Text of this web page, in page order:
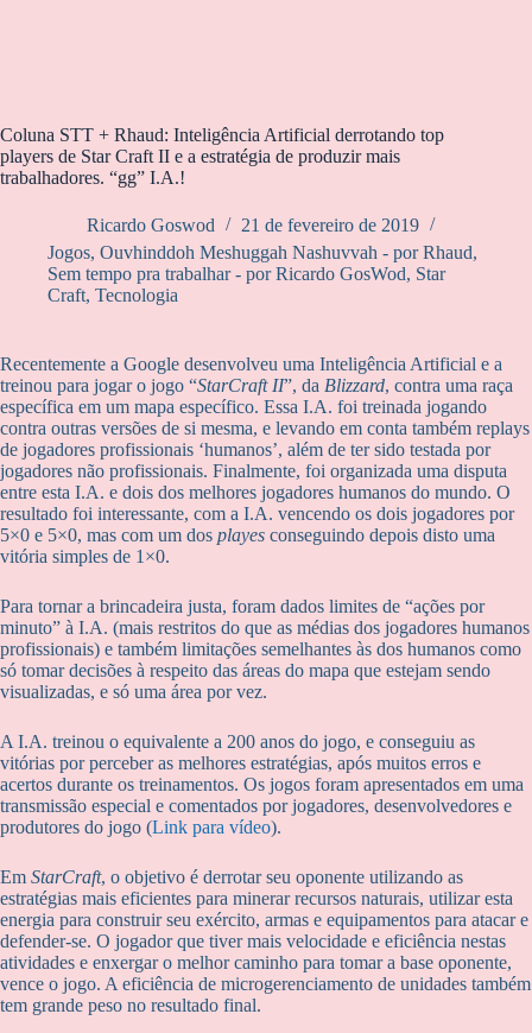
Coluna STT + Rhaud: Inteligência Artificial derrotando top
players de Star Craft II e a estratégia de produzir mais
trabalhadores. “gg” I.A.!
Ricardo Goswod
21 de fevereiro de 2019
Jogos, Ouvhinddoh Meshuggah Nashuvvah - por Rhaud,
Sem tempo pra trabalhar - por Ricardo GosWod, Star
Craft, Tecnologia
Recentemente a Google desenvolveu uma Inteligência Artificial e a
treinou para jogar o jogo “StarCraft II”, da Blizzard, contra uma raça
específica em um mapa específico. Essa I.A. foi treinada jogando
contra outras versões de si mesma, e levando em conta também replays
de jogadores profissionais ‘humanos’, além de ter sido testada por
jogadores não profissionais. Finalmente, foi organizada uma disputa
entre esta I.A. e dois dos melhores jogadores humanos do mundo. O
resultado foi interessante, com a I.A. vencendo os dois jogadores por
5×0 e 5×0, mas com um dos playes conseguindo depois disto uma
vitória simples de 1×0.
Para tornar a brincadeira justa, foram dados limites de “ações por
minuto” à I.A. (mais restritos do que as médias dos jogadores humanos
profissionais) e também limitações semelhantes às dos humanos como
só tomar decisões à respeito das áreas do mapa que estejam sendo
visualizadas, e só uma área por vez.
A I.A. treinou o equivalente a 200 anos do jogo, e conseguiu as
vitórias por perceber as melhores estratégias, após muitos erros e
acertos durante os treinamentos. Os jogos foram apresentados em uma
transmissão especial e comentados por jogadores, desenvolvedores e
produtores do jogo (Link para vídeo).
Em StarCraft, o objetivo é derrotar seu oponente utilizando as
estratégias mais eficientes para minerar recursos naturais, utilizar esta
energia para construir seu exército, armas e equipamentos para atacar e
defender-se. O jogador que tiver mais velocidade e eficiência nestas
atividades e enxergar o melhor caminho para tomar a base oponente,
vence o jogo. A eficiência de microgerenciamento de unidades também
tem grande peso no resultado final.